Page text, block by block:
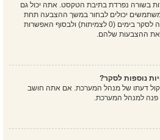
בשורה נפרדת בתיבת הטקסט. אתה יכול גם
יכולים לבחור במשך ההצבעה תחת
“אפשרויות לכל משתמש”, זמן הגבלה לסקר בימים (0 לצמיתות) ולבסוף האפשרות
ההצבעות שלהם.
נוספות לסקר?
דעתו של מנהל המערכת. אם אתה חושב
פנה למנהל המערכת.